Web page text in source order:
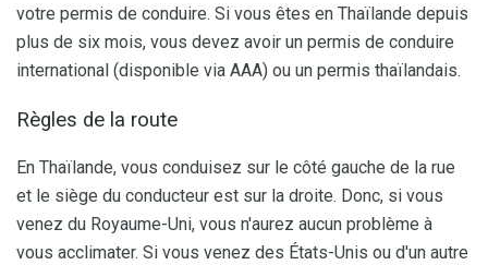
votre permis de conduire. Si vous êtes en Thaïlande depuis
plus de six mois, vous devez avoir un permis de conduire
international (disponible via AAA) ou un permis thaïlandais.
Règles de la route
En Thaïlande, vous conduisez sur le côté gauche de la rue
et le siège du conducteur est sur la droite. Donc, si vous
venez du Royaume-Uni, vous n'aurez aucun problème à
vous acclimater. Si vous venez des États-Unis ou d'un autre